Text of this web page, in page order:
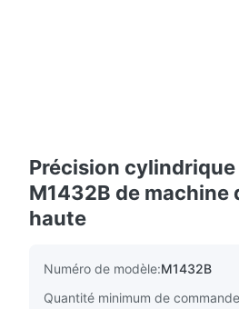
Précision
M1432B de machine
haute
Numéro de modèle:M1432B
Quantité minimum de